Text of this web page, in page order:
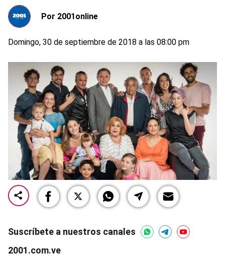
Por 2001online
Domingo, 30 de septiembre de 2018 a las 08:00 pm
Suscríbete a nuestros canales
2001.com.ve